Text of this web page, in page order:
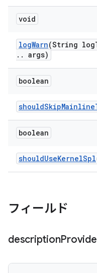
void
logWarn(String log
. . args)
boolean
shouldSkipMainline
boolean
shouldUseKernelSpl
フィールド
description